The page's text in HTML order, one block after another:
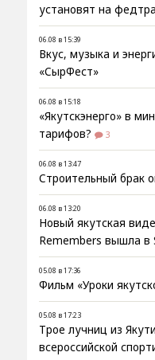
установят на
06.08 в 15:39
Вкус, музыка и
«СырФест»
06.08 в 15:18
«Якутскэнерго» в
тарифов?
3
06.08 в 13:47
Строительный брак
06.08 в 13:20
Новый якутская
Remembers вышла в
05.08 в 17:36
Фильм «Уроки
05.08 в 17:23
Трое лучниц из
всероссийской